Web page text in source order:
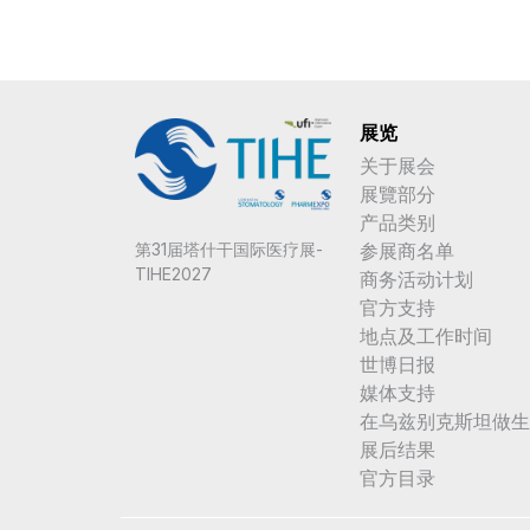
第31届塔什干国际医疗展-
TIHE2027
展览
关于展会
展覽部分
产品类别
参展商名单
商务活动计划
官方支持
地点及工作时间
世博日报
媒体支持
在乌兹别克斯坦做
展后结果
官方目录